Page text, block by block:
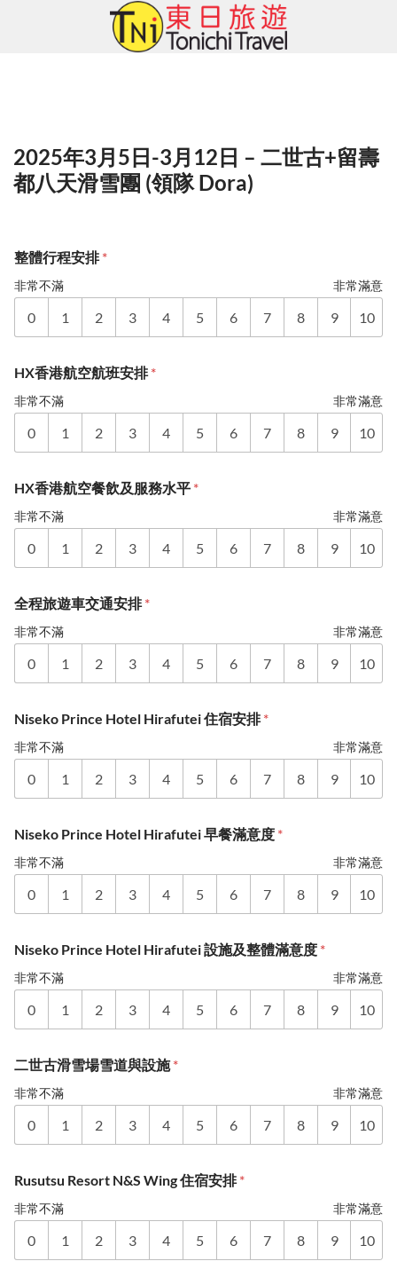
2025年3月5日-3月12日 – 二世古+留壽
都八天滑雪團 (領隊 Dora)
整體行程安排*
非常不滿 非常滿意
0 1 2 3 4 5 6 7 8 9 10
HX香港航空航班安排*
非常不滿 非常滿意
0 1 2 3 4 5 6 7 8 9 10
HX香港航空餐飲及服務水平 *
非常不滿 非常滿意
0 1 2 3 4 5 6 7 8 9 10
全程旅遊車交通安排*
非常不滿 非常滿意
0 1 2 3 4 5 6 7 8 9 10
Niseko Prince Hotel Hirafutei 住宿安排*
非常不滿 非常滿意
0 1 2 3 4 5 6 7 8 9 10
Niseko Prince Hotel Hirafutei 早餐滿意度 *
非常不滿 非常滿意
0 1 2 3 4 5 6 7 8 9 10
Niseko Prince Hotel Hirafutei 設施及整體滿意度 *
非常不滿 非常滿意
0 1 2 3 4 5 6 7 8 9 10
二世古滑雪場雪道與設施*
非常不滿 非常滿意
0 1 2 3 4 5 6 7 8 9 10
Rusutsu Resort N&S Wing 住宿安排*
非常不滿 非常滿意
0 1 2 3 4 5 6 7 8 9 10